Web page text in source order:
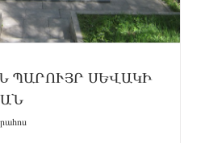
ՊԱՐՈՒՅՐ ՍԵՎԱԿԻ